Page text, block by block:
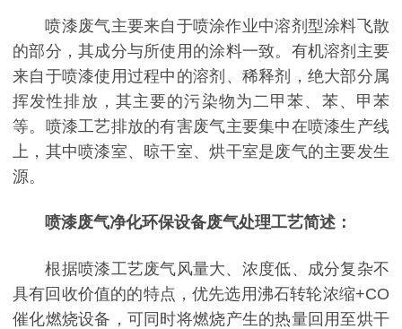
喷漆废气主要来自于喷涂作业中溶剂型涂料飞散
的部分，其成分与所使用的涂料一致。有机溶剂主要
来自于喷漆使用过程中的溶剂、稀释剂，绝大部分属
挥发性排放，其主要的污染物为二甲苯、苯、甲苯
等。喷漆工艺排放的有害废气主要集中在喷漆生产线
上，其中喷漆室、晾干室、烘干室是废气的主要发生
源。
喷漆废气净化环保设备废气处理工艺简述：
根据喷漆工艺废气风量大、浓度低、成分复杂不
具有回收价值的的特点，优先选用沸石转轮浓缩+CO
催化燃烧设备，可同时将燃烧产生的热量回用至烘干